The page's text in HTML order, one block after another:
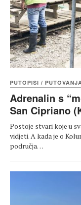
PUTOPISI /
Adrenalin s
San Cipriano
Postoje stvari koje u
vidjeti. A kada je o
područja…